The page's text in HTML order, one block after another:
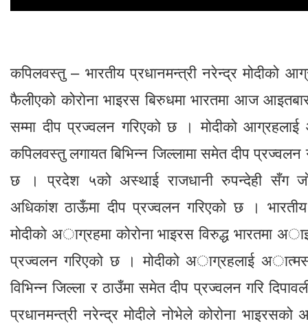
कपिलवस्तु – भारतीय प्रधानमन्त्री नरेन्द्र मोदीको
फैलीएको कोरोना भाइरस बिरुधमा भारतमा आज
सम्मा दीप प्रज्वलन गरिएको छ । मोदीको
कपिलवस्तु लगायत बिभिन्न जिल्लामा समेत दीप प्रज्वलन
छ । प्रदेश ५को अस्थाई राजधानी रुपन्देही सँग
अधिकांश ठाऊँमा दीप प्रज्वलन गरिएको छ । भारतीय
मोदीको अाग्रहमा कोरोना भाइरस विरुद्ध भारतमा
प्रज्वलन गरिएको छ । मोदीको अाग्रहलाई
विभिन्न जिल्ला र ठाउँमा समेत दीप प्रज्वलन गरि
प्रधानमन्त्री नरेन्द्र मोदीले नोभेले कोरोना भाइरसको